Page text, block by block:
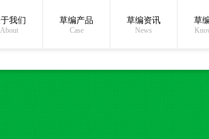
在线沟通:
我们
About
草编产品
Case
草编资讯
News
草